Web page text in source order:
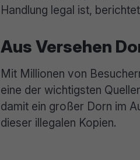
Handlung legal ist, berichtet
Aus Versehen
Mit Millionen von
eine der wichtigsten
damit ein großer Dorn im
dieser illegalen Kopien.